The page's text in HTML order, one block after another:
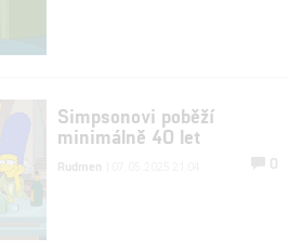
Simpsonovi poběží
minimálně 40 let
Rudmen 0